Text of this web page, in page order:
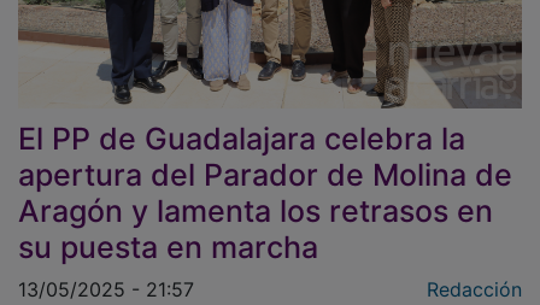
El PP de Guadalajara celebra la
apertura del Parador de Molina de
Aragón y lamenta los retrasos en
su puesta en marcha
13/05/2025 - 21:57